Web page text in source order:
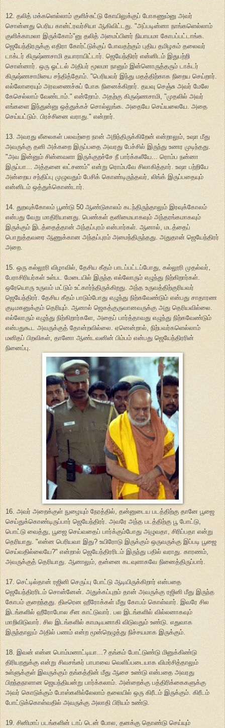
12. தலித் மக்களெல்லாம் குளிச்சுட்டு கோயிலுக்குப் போகணும்னு அவர்
சொன்னது பெரிய கான்ட்ரவர்சியா ஆகிவிட்டது. "அப்படின்னா நாங்களெல்லாம்
குளிக்காமலா இருக்கோம்"னு தலித் அமைப்பினர் நியாயமா கோபப்பட்டாங்க.
ஜெயேந்திரருக்கு எதிரா கோர்ட்டுக்குப் போவதற்கும் புதிய தமிழகம் தலைவர்
டாக்டர் கிருஷ்ணசாமி தயாராயிட்டார். ஜெயேந்திரர் என்னிடம் இதுபற்றி
சொன்னார். ஒரு ஓட்டல் அதிபர் மூலமா நானும் இன்னொருத்தரும் டாக்டர்
கிருஷ்ணசாமியை சந்தித்தோம். "பெரியவர் இந்து மதத்திற்காக நிறைய செய்றார்.
எல்லோரையும் அரவணைச்சுப் போக நினைக்கிறார். தயவு செஞ்சு அவர் மேலே
கேசெல்லாம் வேண்டாம்." என்றோம். அதற்கு கிருஷ்ணசாமி, "முதலில் அவர்
எங்களை இந்துன்னு ஒத்துக்கச் சொல்லுங்க. அதையே செய்யலையே. அதை
செய்யட்டும். பிரச்சினை வராது." என்றார்.
13. அவரது லீலைகள் பலவற்றை நான் அறிந்திருக்கிறேன் என்றாலும், உஷா மீது
அவருக்கு தனி அக்கறை இருப்பதை அவரது பேச்சில் இருந்து உணர முடிந்தது.
"அவ இன்னும் சின்னவளா இருக்குறச்சே நீ பார்க்கலீயே... ரொம்ப நன்னா
இருப்பா... அத்தனை லட்சணம்" என்று ரொம்பவே சிலாகித்தார். உஷா பற்றியே
அன்றைய சந்திப்பு முழுவதும் பேசிக் கொண்டிருந்தவர், லிங்க் இருப்பதையும்
என்னிடம் ஒத்துக்கொண்டார்.
14. துறவுக்கோலம் பூண்டு 50 ஆண்டுகாலம் கடந்திருந்தாலும் இரவுக்கோலம்
என்பது வேறு மாதிரியானது. பெண்கள் தனிமையாகவும் அந்தரங்கமாகவும்
இருக்கும் இடத்தைத்தான் அந்தப்புரம் என்பார்கள். ஆனால், மடத்தைப்
பொறுத்தவரை ஆணுக்கான அந்தப்புரம் அமைந்திருந்தது. அதுதான் ஜெயேந்திரர்
அறை.
15. ஒரு கல்லூரி விழாவில், தேசிய கீதம் பாடப்பட்டப்போது, கல்லூரி முதல்வர்,
பேராசிரியர்கள் உள்பட மேடையில் இருந்த எல்லோரும் எழுந்து நிற்கிறார்கள்.
ஒரேயொரு உருவம் மட்டும் உட்கார்ந்திருக்கிறது. அந்த உருவத்திற்குரியவர்
ஜெயேந்திரர். தேசிய கீதம் பாடும்போது எழுந்து நிற்கவேண்டும் என்பது சாதாரண
குடிமகனுக்கும் தெரியும். ஆனால் ஜெகத்குருவானவருக்கு அது தெரியவில்லை.
எல்லோரும் எழுந்து நிற்கிறார்களே, அதைப் பார்த்தாவது எழுந்து நிற்கவேண்டும்
என்பதுகூட அவருக்குத் தோன்றவில்லை. ஏனென்றால், நிற்பவர்களெல்லாம்
மனிதப் பிறவிகள், தானோ ஆண்டவனின் பிம்பம் என்பது ஜெயேந்திரரின்
நினைப்பு.
16. அவர் அறைக்குள் நுழையும் நேரத்தில், தன்னுடைய படத்திற்கு தானே பூஜை
செய்துக்கொண்டிருப்பார் ஜெயேந்திரர். அவரே அந்த படத்திற்கு பூ போட்டு,
பொட்டு வைத்து, பூஜை செய்வதைப் பார்க்கும்போது அழுவதா, சிரிப்பதா என்று
தெரியாது. "என்ன பெரியவா இது? உயிரோடு இருக்கும் ஒருவருக்கு இப்படி பூஜை
செய்வதில்லையே?" என்றால் ஜெயேந்திரரிடம் இருந்து பதில் வராது. காரணம்,
அவருக்குத் தெரியாது. ஆனாலும், தன்னை கடவுளாகவே நினைத்திருப்பார்.
17. செட்டில்தான் ரஜினி செருப்பு போட்டு ஆடியிருக்கிறார் என்பதை
ஜெயேந்திரரிடம் சொன்னேன். அதுக்கப்புறம் தான் அவருக்கு ரஜினி மீது இருந்த
கோபம் குறைந்தது. திடீரென ஹீரோக்கள் மீது கோபம் கொள்வார். இவரே சில
இடங்களில் ஹீரோபோல சீன காட்டுவார். பல இடங்களில் வில்லனாகவும்
மாறிவிடுவார். சில இடங்களில் காமடியனாகி விடுவதும் உண்டு. எதுவாக
இருந்தாலும் அதில் பணம் என்ற மூன்றெழுத்து நிச்சயமாக இருக்கும்.
18. இவன் என்ன பொம்மனாட்டியா...? தங்கம் போட்டுண்டு மினுக்கிண்டு
திரியறதுக்கு என்று சிவசங்கர் பாபாவை வெளிப்படையாக விமர்சித்தாலும்
உள்ளுக்குள் இவருக்கும் தங்கத்தின் மீது ஆசை உண்டு என்பதை அவரது
பிறந்தநாளான ஜெயந்தியன்று பார்க்கலாம். அன்றைக்கு பத்திரிக்கைகளுக்கு
அவர் கொடுக்கும் போஸ்களில்லேலாம் தலையில் ஒரு கிரீடம் இருக்கும். கிரீடம்
போட்டுக்கொள்வதில் அவருக்கு அலாதி பிரியம் உண்டு.
19. சினிமாப் படங்களின் டாப் டென் போல, தனக்கு தொண்டு செய்யும்